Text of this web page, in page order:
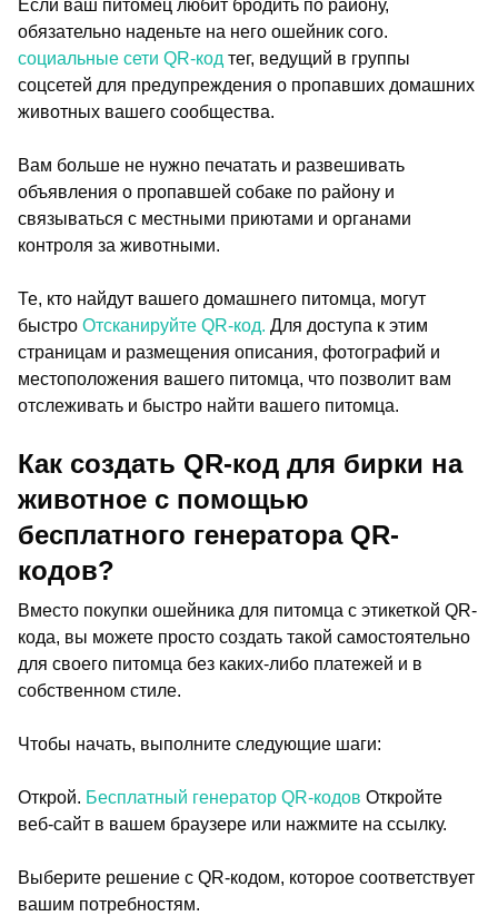
Если ваш питомец любит бродить по району,
обязательно наденьте на него ошейник сого.
социальные сети QR-код тег, ведущий в группы
соцсетей для предупреждения о пропавших домашних
животных вашего сообщества.
Вам больше не нужно печатать и развешивать
объявления о пропавшей собаке по району и
связываться с местными приютами и органами
контроля за животными.
Те, кто найдут вашего домашнего питомца, могут
быстро Отсканируйте QR-код. Для доступа к этим
страницам и размещения описания, фотографий и
местоположения вашего питомца, что позволит вам
отслеживать и быстро найти вашего питомца.
Как создать QR-код для бирки на
животное с помощью
бесплатного генератора QR-
кодов?
Вместо покупки ошейника для питомца с этикеткой QR-
кода, вы можете просто создать такой самостоятельно
для своего питомца без каких-либо платежей и в
собственном стиле.
Чтобы начать, выполните следующие шаги:
Открой. Бесплатный генератор QR-кодов Откройте
веб-сайт в вашем браузере или нажмите на ссылку.
Выберите решение с QR-кодом, которое соответствует
вашим потребностям.